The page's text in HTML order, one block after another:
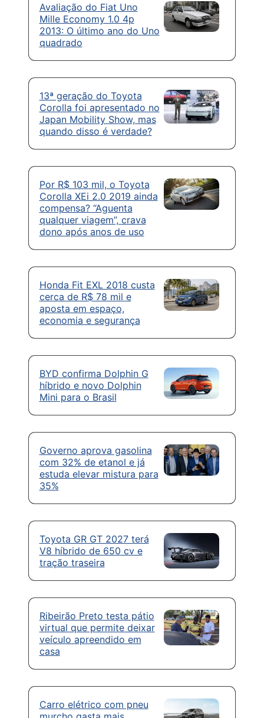
Avaliação do Fiat Uno
Mille Economy 1.0 4p
2013: O último ano do Uno
quadrado
13ª geração do Toyota
Corolla foi apresentado no
Japan Mobility Show, mas
quando disso é verdade?
Por R$ 103 mil, o Toyota
Corolla XEi 2.0 2019 ainda
compensa? “Aguenta
qualquer viagem”, crava
dono após anos de uso
Honda Fit EXL 2018 custa
cerca de R$ 78 mil e
aposta em espaço,
economia e segurança
BYD confirma Dolphin G
híbrido e novo Dolphin
Mini para o Brasil
Governo aprova gasolina
com 32% de etanol e já
estuda elevar mistura para
35%
Toyota GR GT 2027 terá
V8 híbrido de 650 cv e
tração traseira
Ribeirão Preto testa pátio
virtual que permite deixar
veículo apreendido em
casa
Carro elétrico com pneu